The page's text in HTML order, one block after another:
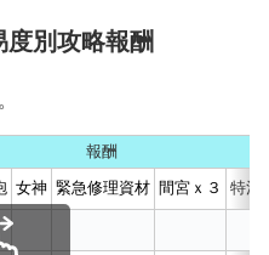
別攻略報酬
報酬
女神 緊急修理資材 間宮ｘ３ 特注